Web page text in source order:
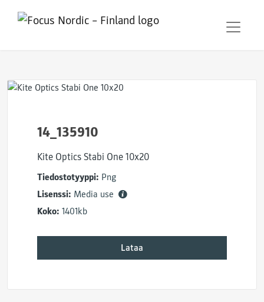
14_135910
Kite Optics Stabi One 10x20
Tiedostotyyppi: Png
Lisenssi: Media use
Koko: 1401kb
Lataa